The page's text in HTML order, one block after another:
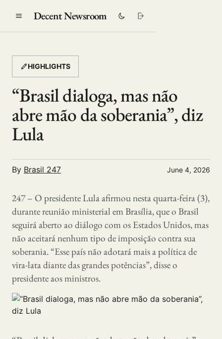
Decent Newsroom
HIGHLIGHTS
“Brasil dialoga, mas não
abre mão da soberania”, diz
Lula
By Brasil 247 June 4, 2026
247 – O presidente Lula afirmou nesta quarta-feira (3),
durante reunião ministerial em Brasília, que o Brasil
seguirá aberto ao diálogo com os Estados Unidos, mas
não aceitará nenhum tipo de imposição contra sua
soberania. “Esse país não adotará mais a política de
vira-lata diante das grandes potências”, disse o
presidente aos ministros.